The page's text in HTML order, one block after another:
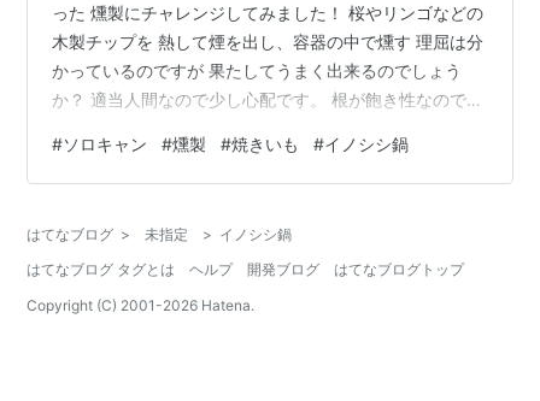
った 燻製にチャレンジしてみました！ 桜やリンゴなどの
木製チップを 熱して煙を出し、容器の中で燻す 理屈は分
かっているのですが 果たしてうまく出来るのでしょう
か？ 適当人間なので少し心配です。 根が飽き性なので、
たいないなあ・・。 という訳で小遣い制のサラーリーマ
ンに 優しい100均でそろえてみました。 ①アルミ容器2
網 たったの200円！で 燻製機が出来上がりです。 別途、
木製チップを購入しました。 キャンプ当日、夜間の仕事
が 入り徹…
#ソロキャン #燻製 #焼きいも #イノシシ鍋
はてなブログ > 未指定 > イノシシ鍋
はてなブログ タグとは
ヘルプ 開発ブログ
はてなブログトップ
Copyright (C) 2001-2026 Hatena.